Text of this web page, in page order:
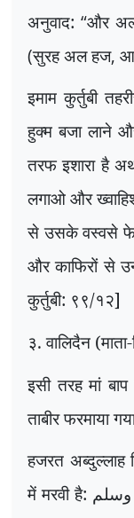
अनुवाद: “और
(सुरह अल हज,
इमाम कुर्तुबी
हुक्म बजा लाने
तरफ इशारा है
लगाओ और
से उसके वस्वसे
और काफिरों से
कुर्तुबी: ९९/१२]
३. वालिदैन
इसी तरह मां
ताबीर फरमाया
हजरत अब्दुल्लाह
में मरवी है: وسلم